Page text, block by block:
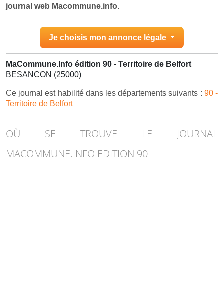
journal web Macommune.info.
Je choisis mon annonce légale
MaCommune.Info édition 90 - Territoire de Belfort
BESANCON (25000)
Ce journal est habilité dans les départements suivants : 90 -
Territoire de Belfort
OÙ SE TROUVE LE JOURNAL
MACOMMUNE.INFO EDITION 90